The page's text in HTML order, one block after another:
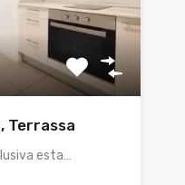
Terrassa
esta…